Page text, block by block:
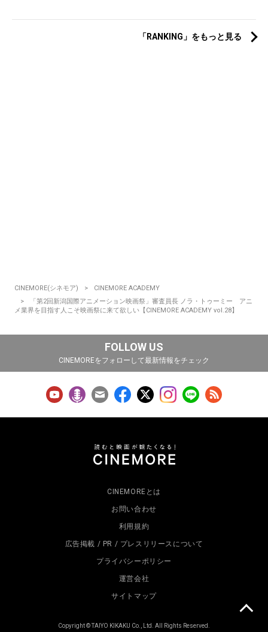
「RANKING」をもっと見る
CINEMORE(シネモア)
CINEMORE ACADEMY
「第2回新潟国際アニメーション映画祭」審査員長 ノラ・トゥーミー アニ
メ業界を目指す人こそ映画祭に来て欲しい【CINEMORE ACADEMY vol.28】
FOLLOW US
CINEMOREをフォローして最新情報をチェック
CINEMOREとは
お問い合わせ
利用規約
広告掲載 / PR / プレスリリースについて
プライバシーポリシー
運営会社
サイトマップ
Copyright © TAIYO KIKAKU Co., Ltd. All Rights Reserved.